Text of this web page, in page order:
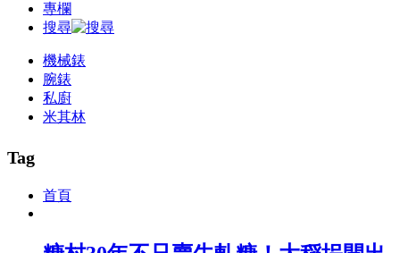
專欄
搜尋
機械錶
腕錶
私廚
米其林
Tag
首頁